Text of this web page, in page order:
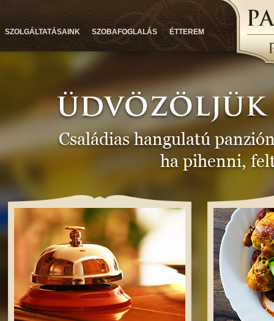
SZOLGÁLTATÁSAINK SZOBAFOGLALÁS ÉTTEREM